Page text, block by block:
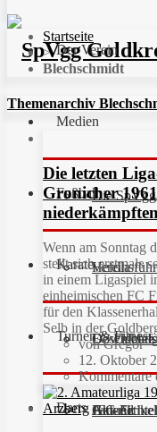
Der Verein
Die SpVgg
Geschichte
Fan-Artikel
Medien
Hefdla
Downloads
Galerie
Fußball
FC
JFG
Karate
Aktuell
Turnen & Fitness
Darts
Startseite
>
Blechschmidt
Themenarchiv
Die letzten
Gronicher
niederkämpften
Wenn am Sonntag
stellt sich erstmals
in einem Ligaspiel
einheimischen FC
für den
Selb in der
von Gregor
12. Oktober
Kommentare